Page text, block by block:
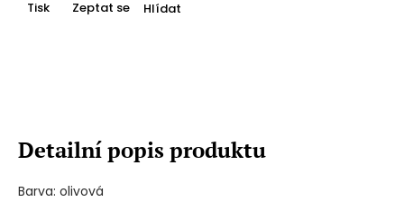
Tisk Zeptat se Hlídat
Detailní popis produktu
Barva: olivová